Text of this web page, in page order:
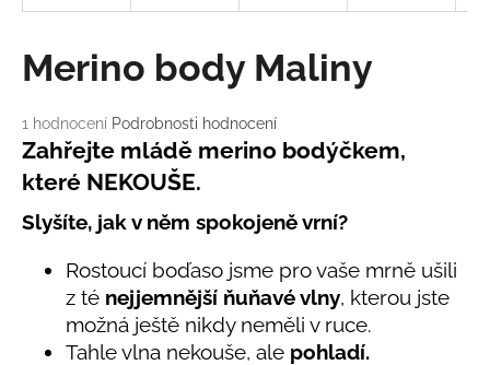
Průměrné
hodnocení
produktu
je
z
hvězdiček.
1 hodnocení Podrobnosti hodnocení
Merino body Maliny
Zahřejte mládě merino bodýčkem,
které NEKOUŠE.
Slyšíte, jak v něm spokojeně vrní?
Rostoucí boďaso jsme pro vaše mrně ušili
z té nejjemnější ňuňavé vlny, kterou jste
možná ještě nikdy neměli v ruce.
Tahle vlna nekouše, ale pohladí.
D
o
o
r
u
č
u